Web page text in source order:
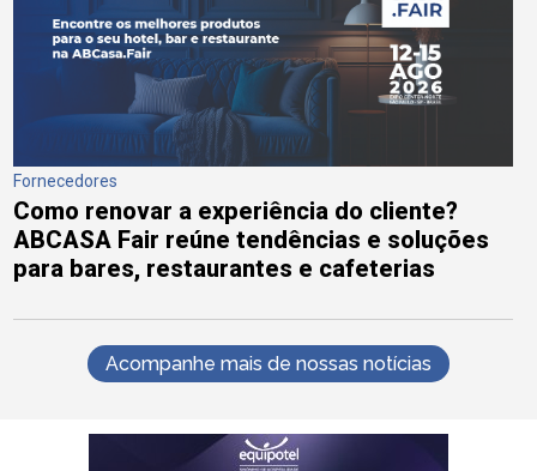
Fornecedores
Como renovar a experiência do cliente?
ABCASA Fair reúne tendências e soluções
para bares, restaurantes e cafeterias
Acompanhe mais de nossas notícias